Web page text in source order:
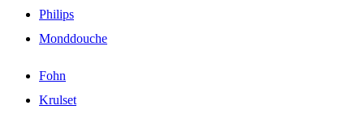
Philips
Monddouche
Fohn
Krulset